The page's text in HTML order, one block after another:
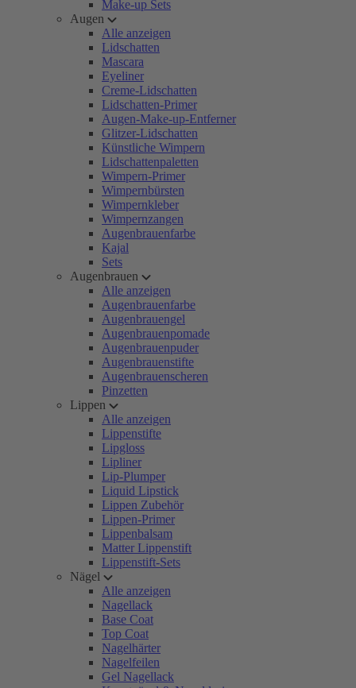
Make-up Sets
Augen
Alle anzeigen
Lidschatten
Mascara
Eyeliner
Creme-Lidschatten
Lidschatten-Primer
Augen-Make-up-Entferner
Glitzer-Lidschatten
Künstliche Wimpern
Lidschattenpaletten
Wimpern-Primer
Wimpernbürsten
Wimpernkleber
Wimpernzangen
Augenbrauenfarbe
Kajal
Sets
Augenbrauen
Alle anzeigen
Augenbrauenfarbe
Augenbrauengel
Augenbrauenpomade
Augenbrauenpuder
Augenbrauenstifte
Augenbrauenscheren
Pinzetten
Lippen
Alle anzeigen
Lippenstifte
Lipgloss
Lipliner
Lip-Plumper
Liquid Lipstick
Lippen Zubehör
Lippen-Primer
Lippenbalsam
Matter Lippenstift
Lippenstift-Sets
Nägel
Alle anzeigen
Nagellack
Base Coat
Top Coat
Nagelhärter
Nagelfeilen
Gel Nagellack